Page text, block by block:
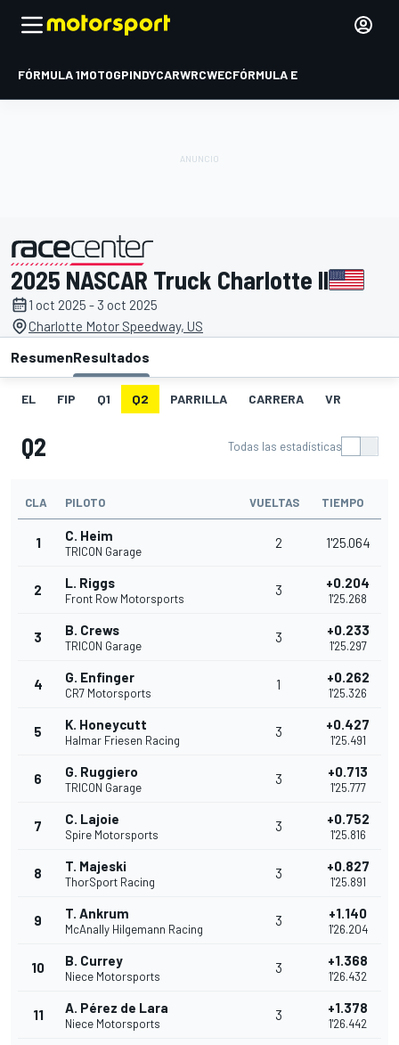
FÓRMULA 1MOTOGPINDYCARWRCWECFÓRMULA E
presentado por
2025 NASCAR Truck Charlotte II
1 oct 2025 - 3 oct 2025
Charlotte Motor Speedway, US
ResumenResultados
EL FIP Q1 Q2 PARRILLA CARRERA VR
Q2 Todas las estadísticas
CLA PILOTO VUELTAS TIEMPO
1 C. Heim
TRICON Garage
2 1'25.064
2 L. Riggs
Front Row Motorsports
3 +0.204
1'25.268
3 B. Crews
TRICON Garage
3 +0.233
1'25.297
4 G. Enfinger
CR7 Motorsports
1 +0.262
1'25.326
5 K. Honeycutt
Halmar Friesen Racing
3 +0.427
1'25.491
6 G. Ruggiero
TRICON Garage
3 +0.713
1'25.777
7 C. Lajoie
Spire Motorsports
3 +0.752
1'25.816
8 T. Majeski
ThorSport Racing
3 +0.827
1'25.891
9 T. Ankrum
McAnally Hilgemann Racing
3 +1.140
1'26.204
10 B. Currey
Niece Motorsports
3 +1.368
1'26.432
11 A. Pérez de Lara
Niece Motorsports
3 +1.378
1'26.442